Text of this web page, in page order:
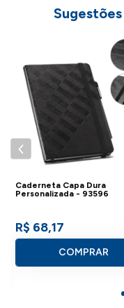
Caderneta Capa Dura
Personalizada - 93596
R$ 68,17
COMPRAR